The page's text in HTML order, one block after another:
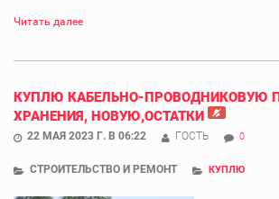
Читать далее
КУПЛЮ КАБЕЛЬНО-ПРОВОДНИКОВУЮ
ХРАНЕНИЯ, НОВУЮ,ОСТАТКИ
22 МАЯ 2023 Г. В 06:22 ГОСТЬ 0
СТРОИТЕЛЬСТВО И РЕМОНТ КУПЛЮ